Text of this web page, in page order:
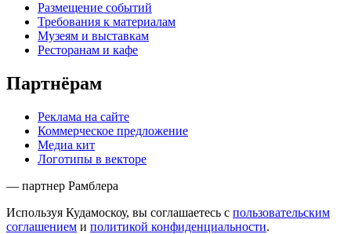
Размещение событий
Требования к материалам
Музеям и выставкам
Ресторанам и кафе
Партнёрам
Реклама на сайте
Коммерческое предложение
Медиа кит
Логотипы в векторе
— партнер Рамблера
Используя Кудамоскоу, вы соглашаетесь с пользовательским
соглашением и политикой конфиденциальности.